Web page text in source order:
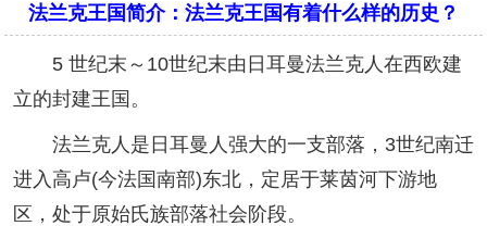
法兰克王国简介：法兰克王国有着什么样的历史？
5 世纪末～10世纪末由日耳曼法兰克人在西欧建
立的封建王国。
法兰克人是日耳曼人强大的一支部落，3世纪南迁
进入高卢(今法国南部)东北，定居于莱茵河下游地
区，处于原始氏族部落社会阶段。